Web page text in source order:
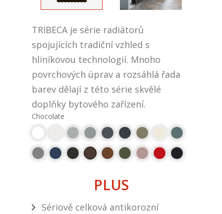
TRIBECA je série radiátorů
spojujících tradiční vzhled s
hliníkovou technologií. Mnoho
povrchových úprav a rozsáhlá řada
barev dělají z této série skvělé
doplňky bytového zařízení.
Chocolate
PLUS
Sériově celková antikorozní